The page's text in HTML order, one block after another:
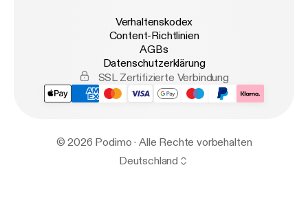
Verhaltenskodex
Content-Richtlinien
AGBs
Datenschutzerklärung
SSL Zertifizierte Verbindung
© 2026 Podimo · Alle Rechte vorbehalten
Deutschland